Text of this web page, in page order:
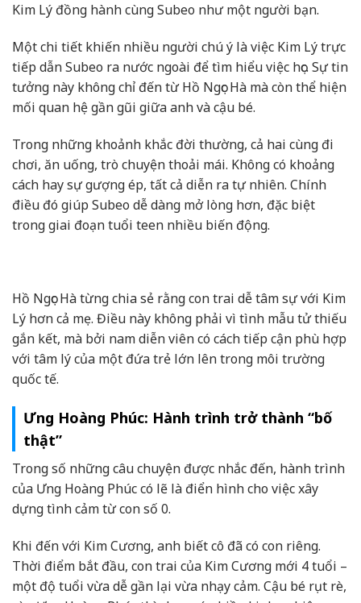
Kim Lý đồng hành cùng Subeo như một người bạn.
Một chi tiết khiến nhiều người chú ý là việc Kim Lý trực
tiếp dẫn Subeo ra nước ngoài để tìm hiểu việc học. Sự tin
tưởng này không chỉ đến từ Hồ Ngọc Hà mà còn thể hiện
mối quan hệ gần gũi giữa anh và cậu bé.
Trong những khoảnh khắc đời thường, cả hai cùng đi
chơi, ăn uống, trò chuyện thoải mái. Không có khoảng
cách hay sự gượng ép, tất cả diễn ra tự nhiên. Chính
điều đó giúp Subeo dễ dàng mở lòng hơn, đặc biệt
trong giai đoạn tuổi teen nhiều biến động.
Hồ Ngọc Hà từng chia sẻ rằng con trai dễ tâm sự với Kim
Lý hơn cả mẹ. Điều này không phải vì tình mẫu tử thiếu
gắn kết, mà bởi nam diễn viên có cách tiếp cận phù hợp
với tâm lý của một đứa trẻ lớn lên trong môi trường
quốc tế.
Ưng Hoàng Phúc: Hành trình trở thành “bố
thật”
Trong số những câu chuyện được nhắc đến, hành trình
của Ưng Hoàng Phúc có lẽ là điển hình cho việc xây
dựng tình cảm từ con số 0.
Khi đến với Kim Cương, anh biết cô đã có con riêng.
Thời điểm bắt đầu, con trai của Kim Cương mới 4 tuổi –
một độ tuổi vừa dễ gần lại vừa nhạy cảm. Cậu bé rụt rè,